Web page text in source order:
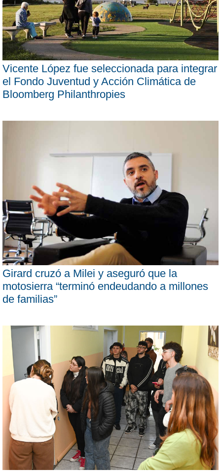
Vicente López fue seleccionada para integrar
el Fondo Juventud y Acción Climática de
Bloomberg Philanthropies
Girard cruzó a Milei y aseguró que la
motosierra “terminó endeudando a millones
de familias”